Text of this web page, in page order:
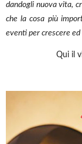
dandogli nuova vita,
che la cosa più
eventi per crescere
Qui il